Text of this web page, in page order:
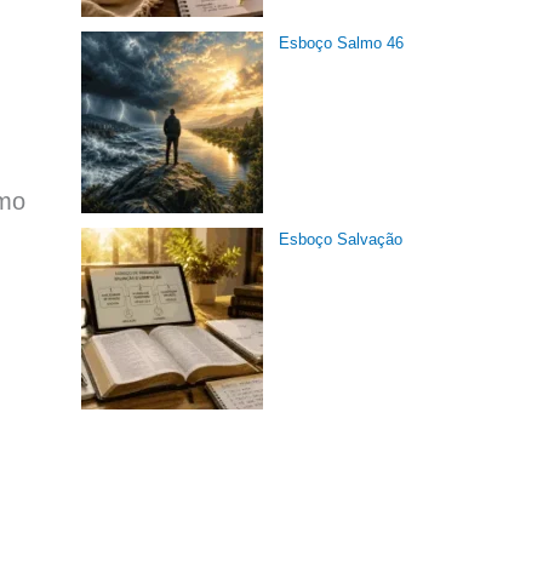
Esboço Salmo 46
Esboço Salvação